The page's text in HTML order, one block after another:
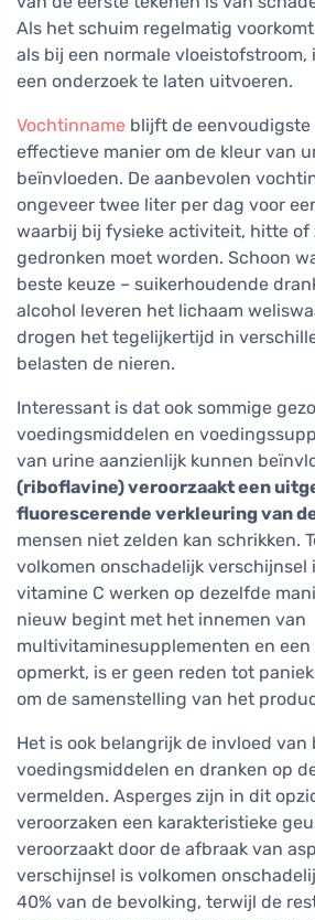
Als het schuim regelmatig
als bij een normale vloeistofstroom,
een onderzoek te laten uitvoeren.
Vochtinname blijft de eenvoudigste
effectieve manier om de kleur van
beïnvloeden. De aanbevolen
ongeveer twee liter per dag voor
waarbij bij fysieke activiteit, hitte of
gedronken moet worden. Schoon
beste keuze – suikerhoudende
alcohol leveren het lichaam
drogen het tegelijkertijd in
belasten de nieren.
Interessant is dat ook sommige
voedingsmiddelen en
van urine aanzienlijk kunnen
(riboflavine) veroorzaakt een
fluorescerende verkleuring van
mensen niet zelden kan schrikken.
volkomen onschadelijk verschijnsel
vitamine C werken op dezelfde
nieuw begint met het innemen van
multivitaminesupplementen en
opmerkt, is er geen reden tot
om de samenstelling van het
Het is ook belangrijk de invloed van
voedingsmiddelen en dranken op
vermelden. Asperges zijn in dit
veroorzaken een karakteristieke
veroorzaakt door de afbraak van
verschijnsel is volkomen
40% van de bevolking, terwijl de